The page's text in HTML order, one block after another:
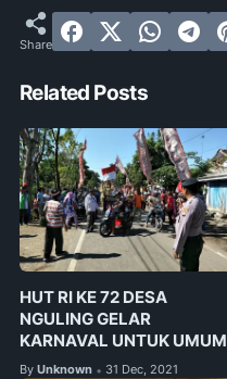
Related Posts
HUT RI KE 72 DESA
NGULING GELAR
KARNAVAL UNTUK UMUM
By Unknown • 31 Dec, 2021